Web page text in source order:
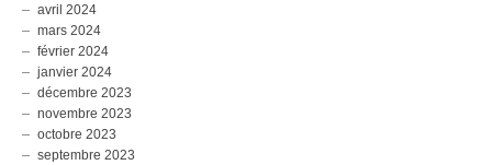
avril 2024
mars 2024
février 2024
janvier 2024
décembre 2023
novembre 2023
octobre 2023
septembre 2023